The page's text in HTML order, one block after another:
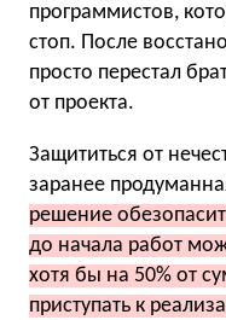
программистов,
стоп. После
просто перестал
от проекта.
Защититься от
заранее
решение
до начала работ
хотя бы на 50% от
приступать к